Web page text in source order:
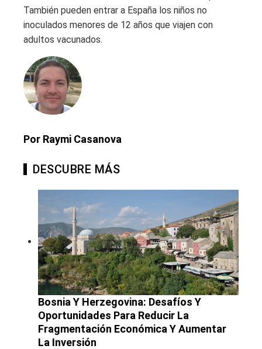
También pueden entrar a España los niños no
inoculados menores de 12 años que viajen con
adultos vacunados.
Por Raymi Casanova
DESCUBRE MÁS
Bosnia Y Herzegovina: Desafíos Y
Oportunidades Para Reducir La
Fragmentación Económica Y Aumentar
La Inversión